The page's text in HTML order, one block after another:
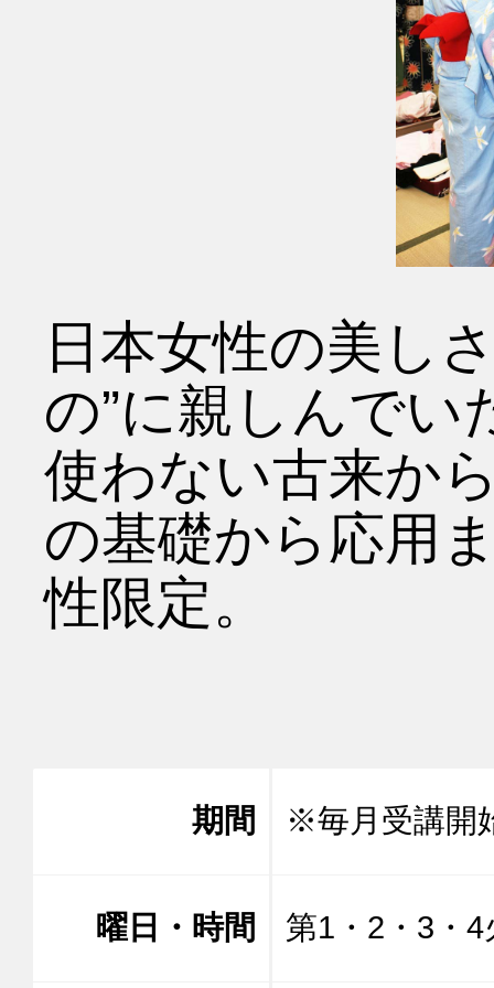
日本女性の美し
の”に親しんでい
使わない古来か
の基礎から応用
性限定。
期間 ※毎月受講開
曜日・時間 第1・2・3・